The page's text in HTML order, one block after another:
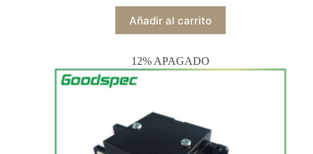
Añadir al carrito
12% APAGADO